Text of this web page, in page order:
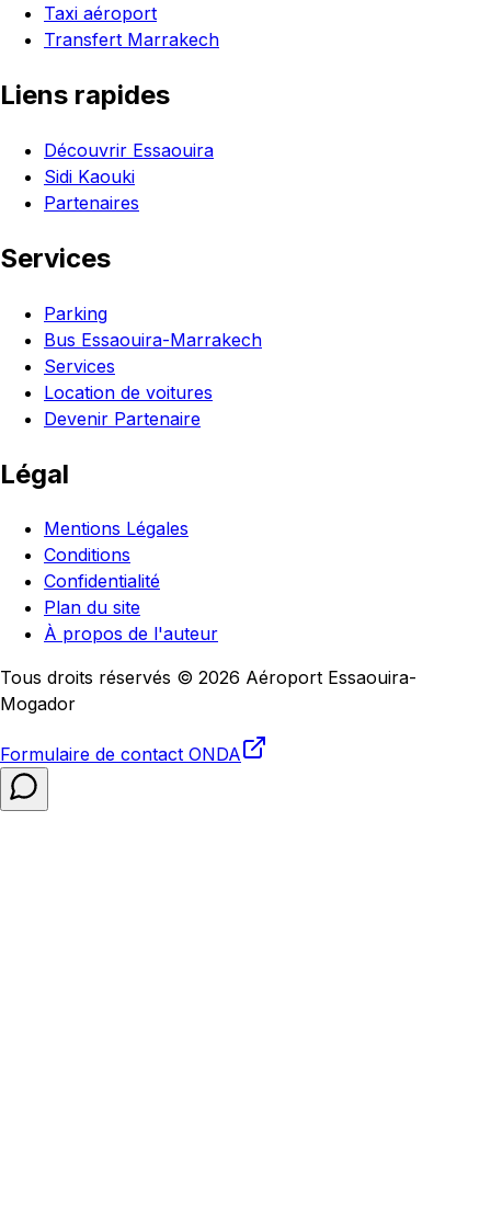
Taxi aéroport
Transfert Marrakech
Liens rapides
Découvrir Essaouira
Sidi Kaouki
Partenaires
Services
Parking
Bus Essaouira-Marrakech
Services
Location de voitures
Devenir Partenaire
Légal
Mentions Légales
Conditions
Confidentialité
Plan du site
À propos de l'auteur
Tous droits réservés © 2026 Aéroport Essaouira-
Mogador
Formulaire de contact ONDA